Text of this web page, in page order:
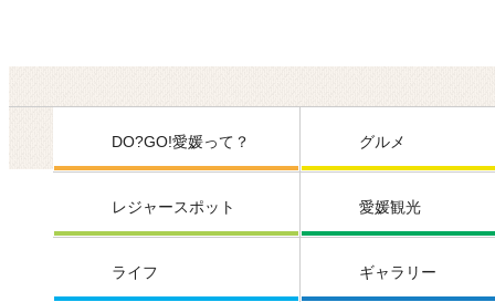
DO?GO!愛媛って？ グルメ
レジャースポット 愛媛観光
ライフ ギャラリー